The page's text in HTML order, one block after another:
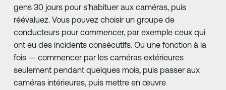
gens 30 jours pour s'habituer aux caméras, puis
réévaluez. Vous pouvez choisir un groupe de
conducteurs pour commencer, par exemple ceux qui
ont eu des incidents consécutifs. Ou une fonction à la
fois — commencer par les caméras extérieures
seulement pendant quelques mois, puis passer aux
caméras intérieures, puis mettre en œuvre